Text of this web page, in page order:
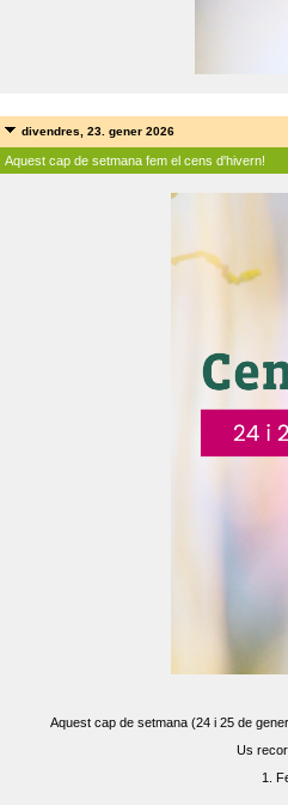
divendres, 23. gener 2026
Aquest cap de setmana fem el cens d'hivern!
Aquest cap de setmana (24 i 25 de
Us
1.